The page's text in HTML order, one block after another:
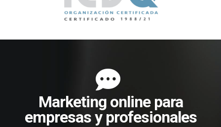
Marketing online para
empresas y profesionales